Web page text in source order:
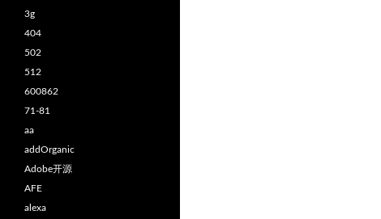
3g
404
502
512
600862
71-81
aa
addOrganic
Adobe开源
AFE
alexa